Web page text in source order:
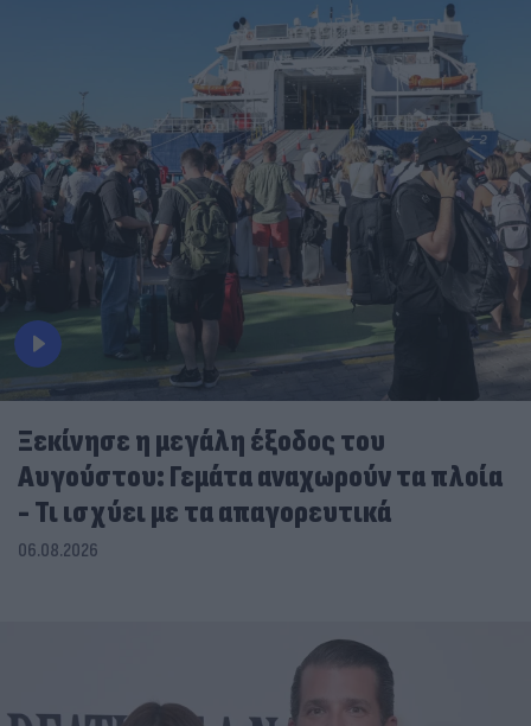
Ξεκίνησε η μεγάλη έξοδος του
Αυγούστου: Γεμάτα αναχωρούν τα πλοία
- Τι ισχύει με τα απαγορευτικά
06.08.2026